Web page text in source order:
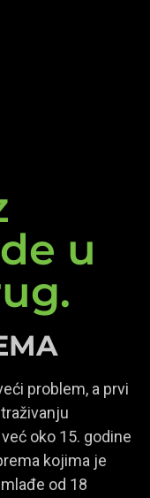
u
problem, a prvi
oko 15. godine
kojima je
od 18